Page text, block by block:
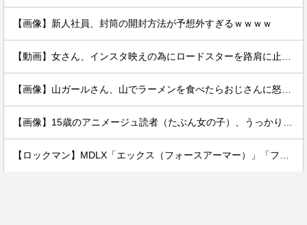
【画像】新人社員、封筒の開封方法が予想外すぎるｗｗｗｗ